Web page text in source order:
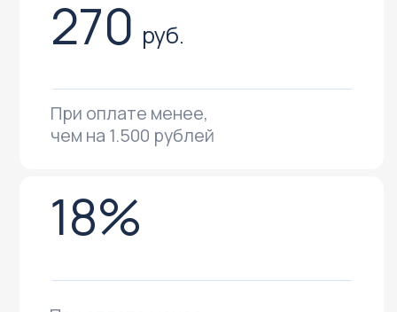
По любым
вопросам:
заявки
Оформить заявку можно напрямую
Telegram для оформления заявки.
Телеграм-бот